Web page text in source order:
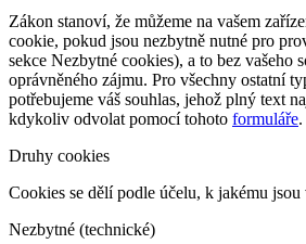
Zákon stanoví, že můžeme na vašem
cookie, pokud jsou nezbytně nutné pro
sekce Nezbytné cookies), a to bez vašeho
oprávněného zájmu. Pro všechny ostatní
potřebujeme váš souhlas, jehož plný text
kdykoliv odvolat pomocí tohoto formuláře.
Druhy cookies
Cookies se dělí podle účelu, k jakému
Nezbytné (technické)